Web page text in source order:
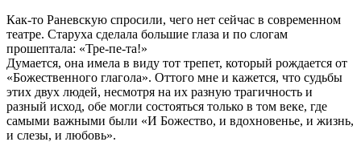
Как-то Раневскую спросили, чего нет сейчас в современном
театре. Старуха сделала большие глаза и по слогам
прошептала: «Тре-пе-та!»
Думается, она имела в виду тот трепет, который рождается от
«Божественного глагола». Оттого мне и кажется, что судьбы
этих двух людей, несмотря на их разную трагичность и
разный исход, обе могли состояться только в том веке, где
самыми важными были «И Божество, и вдохновенье, и жизнь,
и слезы, и любовь».